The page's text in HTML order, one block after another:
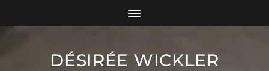
DÉSIRÉE WICKLER